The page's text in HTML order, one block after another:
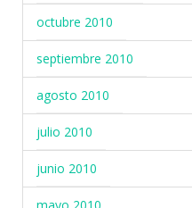
octubre 2010
septiembre 2010
agosto 2010
julio 2010
junio 2010